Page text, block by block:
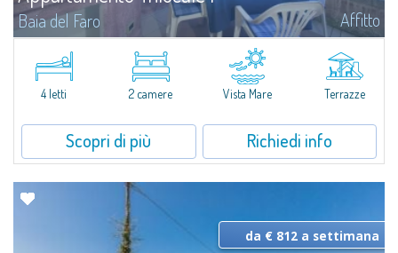
Baia del Faro Affitto
Novità 2026: Aria Condizionata e Piani a Induzione.A soli 500 mt. dal
centro abitato di Palau e a meno di 350 mt. dal mare, il complesso
residenziale di Baia del Faro si compone di 18 unità in...
4 letti 2 camere Vista Mare Terrazze
Scopri di più Richiedi info
da € 812 a settimana